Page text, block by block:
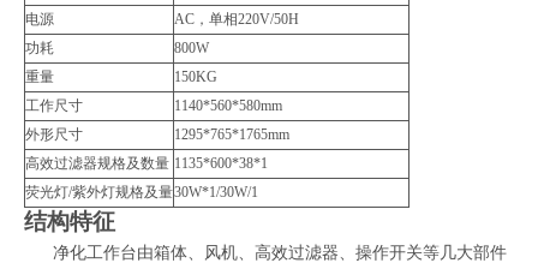
电源
AC，单相220V/50H
功耗
800W
重量
150KG
工作尺寸
1140*560*580mm
外形尺寸
1295*765*1765mm
高效过滤器规格及数量 1135*600*38*1
荧光灯/紫外灯规格及量30W*1/30W/1
结构特征
净化工作台由箱体、风机、高效过滤器、操作开关等几大部件